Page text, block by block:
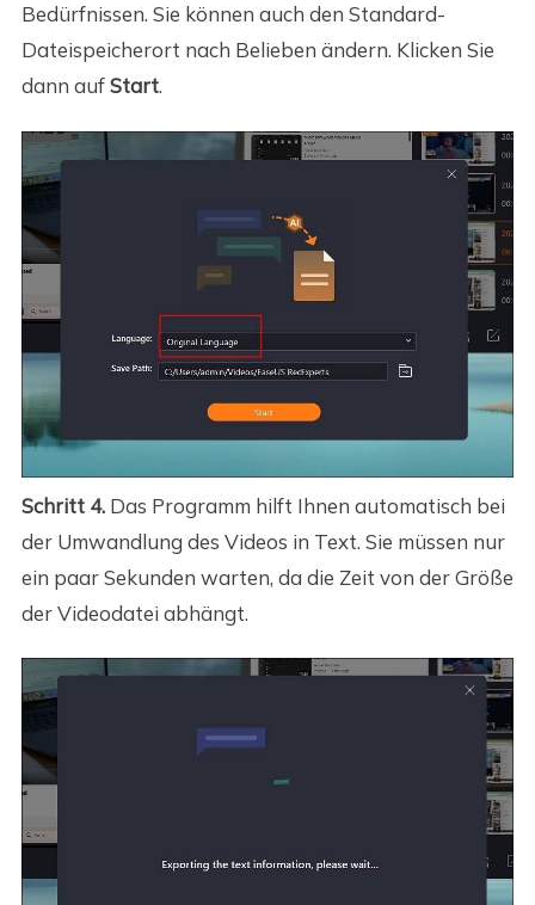
Bedürfnissen. Sie können auch den Standard-
Dateispeicherort nach Belieben ändern. Klicken Sie
dann aufStart.
Schritt 4.Das Programm hilft Ihnen automatisch bei
der Umwandlung des Videos in Text. Sie müssen nur
ein paar Sekunden warten, da die Zeit von der Größe
der Videodatei abhängt.